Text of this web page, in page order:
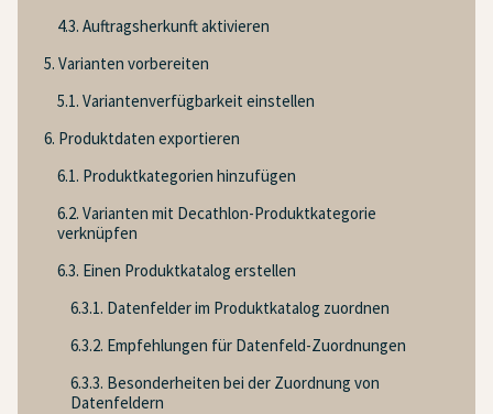
4.3. Auftragsherkunft aktivieren
5. Varianten vorbereiten
5.1. Variantenverfügbarkeit einstellen
6. Produktdaten exportieren
6.1. Produktkategorien hinzufügen
6.2. Varianten mit Decathlon-Produktkategorie
verknüpfen
6.3. Einen Produktkatalog erstellen
6.3.1. Datenfelder im Produktkatalog zuordnen
6.3.2. Empfehlungen für Datenfeld-Zuordnungen
6.3.3. Besonderheiten bei der Zuordnung von
Datenfeldern